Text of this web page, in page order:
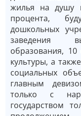
жилья на душу
процента,
дошкольных
заведения
образования,
культуры, а
социальных
главным
только с
государством